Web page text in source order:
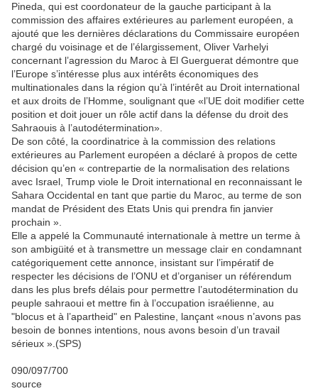
Pineda, qui est coordonateur de la gauche participant à la
commission des affaires extérieures au parlement européen, a
ajouté que les dernières déclarations du Commissaire européen
chargé du voisinage et de l’élargissement, Oliver Varhelyi
concernant l’agression du Maroc à El Guerguerat démontre que
l’Europe s’intéresse plus aux intérêts économiques des
multinationales dans la région qu’à l’intérêt au Droit international
et aux droits de l’Homme, soulignant que «l’UE doit modifier cette
position et doit jouer un rôle actif dans la défense du droit des
Sahraouis à l’autodétermination».
De son côté, la coordinatrice à la commission des relations
extérieures au Parlement européen a déclaré à propos de cette
décision qu’en « contrepartie de la normalisation des relations
avec Israel, Trump viole le Droit international en reconnaissant le
Sahara Occidental en tant que partie du Maroc, au terme de son
mandat de Président des Etats Unis qui prendra fin janvier
prochain ».
Elle a appelé la Communauté internationale à mettre un terme à
son ambigüité et à transmettre un message clair en condamnant
catégoriquement cette annonce, insistant sur l’impératif de
respecter les décisions de l’ONU et d’organiser un référendum
dans les plus brefs délais pour permettre l’autodétermination du
peuple sahraoui et mettre fin à l’occupation israélienne, au
"blocus et à l’apartheid" en Palestine, lançant «nous n’avons pas
besoin de bonnes intentions, nous avons besoin d’un travail
sérieux ».(SPS)
090/097/700
source